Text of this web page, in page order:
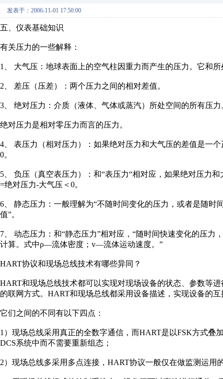
发表于：2006-11-01 17:50:00
五、仪表基础知识
有关压力的一些解释：
1、 大气压：地球表面上的空气柱因重力而产生的压力。它和
2、 差压（压差）：两个压力之间的相对差值。
3、 绝对压力：介质（液体、气体或蒸汽）所处空间的所有压力
绝对压力是相对零压力而言的压力。
4、 表压力（相对压力）：如果绝对压力和大气压的差值是一
0。
5、 负压（真空表压力）：和“表压力“相对应，如果绝对压力
=绝对压力-大气压＜0。
6、 静态压力：一般理解为“不随时间变化的压力，或者是随
值”。
7、 动态压力：和“静态压力”相对应，“随时间快速变化的压力
计算。式中ρ—流体密度；v—流体运动速度。”
HART协议和现场总线技术有哪些异同？
HART和现场总线技术都可以实现对现场设备的状态、参数等
的联网方式。HART和现场总线都采用设备描述，实现设备的
它们之间的不同有以下四点：
1）现场总线采用真正的全数字通信，而HART是以FSK方式叠
DCS系统中而不需要重新组态；
2）现场总线多采用多点连接，HART协议一般仅在做监测运用